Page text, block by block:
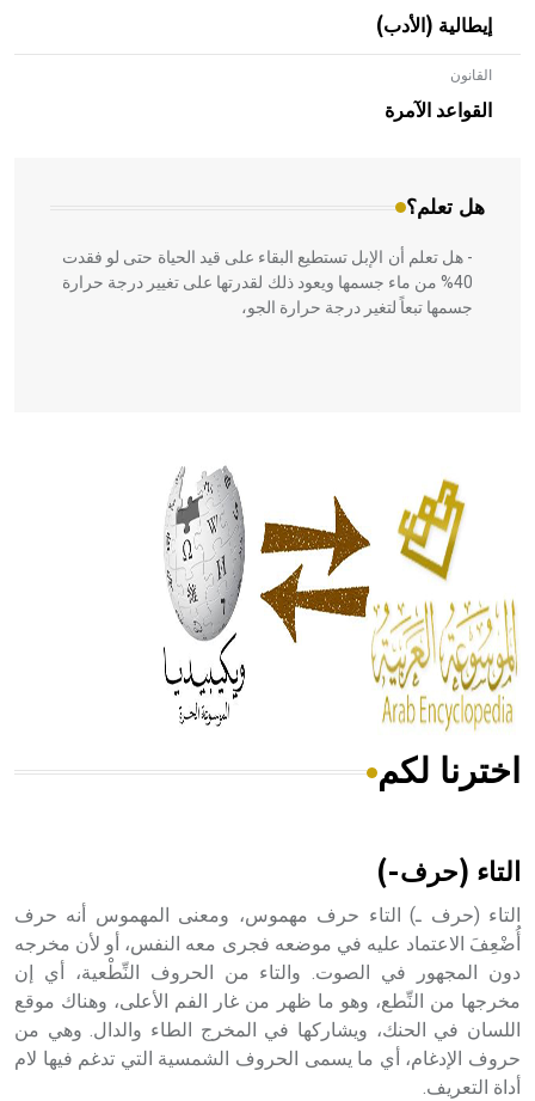
إيطالية (الأدب)
القانون
القواعد الآمرة
هل تعلم؟
- هل تعلم أن الأبلق نوع من الفنون الهندسية التي ارتبطت
بالعمارة الإسلامية في بلاد الشام ومصر خاصة، حيث يحرص
المعمار على بناء مداميكه وخاصة في الواجهات
- هل تعلم أن الإبل تستطيع البقاء على قيد الحياة حتى لو فقدت
40% من ماء جسمها ويعود ذلك لقدرتها على تغيير درجة حرارة
جسمها تبعاً لتغير درجة حرارة الجو،
الحكم، الأدلة، تنظيم التغذية، ورسالته في جروح الرأس. ويعود
له الفضل بأنه حرر الطب من الدين والفلسفة.
- هل تعلم أن المرجان إفراز حيواني يتكون في البحر ويتركب
من مادة كربونات الكلسيوم، وهو أحمر أو شديد الحمرة وهو
أجود أنواعه، ويمتاز بكبر الحجم ويسمى الش
هل تعلم أن الأبسيد كلمة فرنسية اللفظ تم اعتمادها مصطلحاً
- هل تعلم أن أبجر Abgar اسم معروف جيداً يعود إلى عدد من
الملوك الذين حكموا مدينة إديسا (الرها) من أبجر الأول وحتى
التاسع، وهم ينتسبون إلى أسرة أوسروين
اخترنا لكم
التاء (حرف-)
التاء (حرف ـ) التاء حرف مهموس، ومعنى المهموس أنه حرف
أُضْعِفَ الاعتماد عليه في موضعه فجرى معه النفس، أو لأن مخرجه
دون المجهور في الصوت. والتاء من الحروف النِّطْعية، أي إن
مخرجها من النِّطع، وهو ما ظهر من غار الفم الأعلى، وهناك موقع
اللسان في الحنك، ويشاركها في المخرج الطاء والدال. وهي من
حروف الإدغام، أي ما يسمى الحروف الشمسية التي تدغم فيها لام
أداة التعريف.